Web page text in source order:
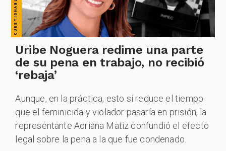
ZOOM
Uribe Noguera redime una parte
de su pena en trabajo, no recibió
‘rebaja’
Aunque, en la práctica, esto sí reduce el tiempo
que el feminicida y violador pasaría en prisión, la
representante Adriana Matiz confundió el efecto
legal sobre la pena a la que fue condenado.